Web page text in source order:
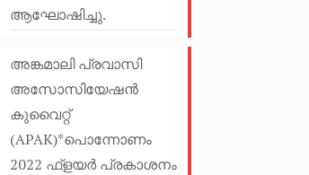
ആഘോഷിച്ചു.
അങ്കമാലി പ്രവാസി
അസോസിയേഷൻ
കുവൈറ്റ്
(APAK)*പൊന്നോണം
2022 ഫ്ളയർ പ്രകാശനം